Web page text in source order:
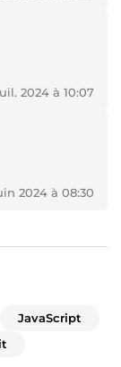
2024 à 10:07
2024 à 08:30
JavaScript